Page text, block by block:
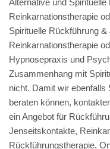
Reinkarnationstherapie
Spirituelle Rückführung
Reinkarnationstherapie
Hypnosepraxis und
Zusammenhang mit
nicht. Damit wir ebenfalls
beraten können,
ein Angebot für
Jenseitskontakte,
Rückführungstherapie,